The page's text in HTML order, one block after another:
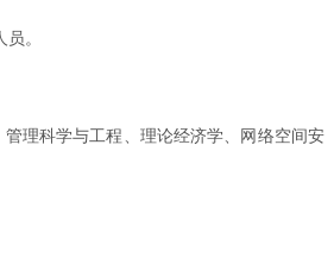
。
理科学与工程、理论经济学、网络空间安